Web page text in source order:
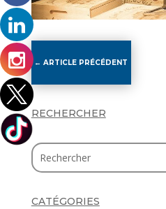
←ARTICLE PRÉCÉDENT
RECHERCHER
CATÉGORIES